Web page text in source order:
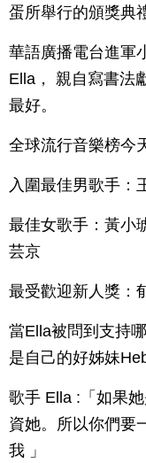
蛋所舉行的頒獎典
華語廣播電台進軍
Ella， 親自寫書法
最好。
全球流行音樂榜今
入圍最佳男歌手：
最佳女歌手：黃小
芸京
最受歡迎新人獎：
當Ella被問到支持
是自己的好姊妹
歌手 Ella :「如果
資她。所以你們要
我 」